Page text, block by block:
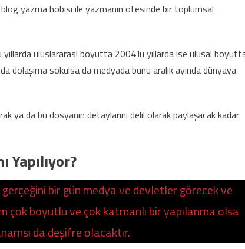
blog yazma hobisi ile yazmanın ötesinde bir toplumsal
yıllarda uluslararası boyutta 2004’lu yıllarda ise ulusal
dolaşıma sokulsa da medyada bunu aralık ayında dünyaya
ya da bu dosyanın detaylarını delil olarak paylaşacak kadar
gerçeğini bir gün medya ve devletler görecek ve
çok boyutlu ve çok katmanlı bir yapılanma olsa
da deşifre olacaktır.